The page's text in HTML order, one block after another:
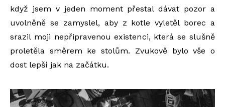
když jsem v jeden moment přestal dávat pozor a
uvolněně se zamyslel, aby z kotle vyletěl borec a
srazil moji nepřipravenou existenci, která se slušně
proletěla směrem ke stolům. Zvukově bylo vše o
dost lepší jak na začátku.